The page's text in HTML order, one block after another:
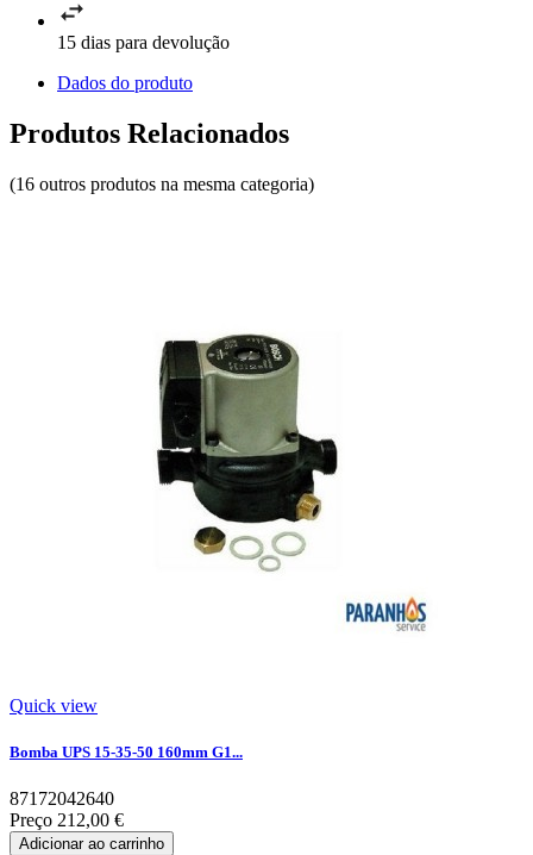
15 dias para devolução
Dados do produto
Produtos Relacionados
(16 outros produtos na mesma categoria)
Quick view
Bomba UPS 15-35-50 160mm G1...
87172042640
Preço 212,00 €
Adicionar ao carrinho